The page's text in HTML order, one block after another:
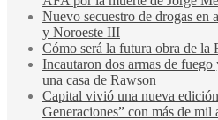
Nuevo secuestro de drogas en
y Noroeste III
Cómo será la futura obra de la
Incautaron dos armas de
una casa de Rawson
Capital vivió una nueva
Generaciones” con más de mil